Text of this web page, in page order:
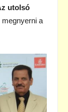
utolsó
megnyerni a